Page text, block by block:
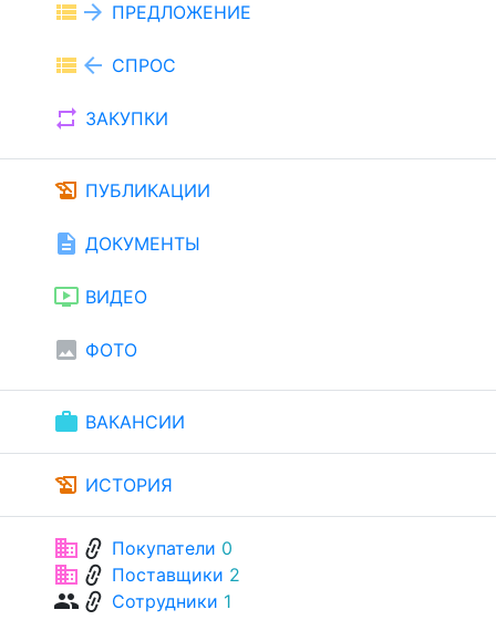
view_list arrow_forward ПРЕДЛОЖЕНИЕ
view_list arrow_back СПРОС
repeat ЗАКУПКИ
history_edu ПУБЛИКАЦИИ
description ДОКУМЕНТЫ
ondemand_video ВИДЕО
image ФОТО
work ВАКАНСИИ
history_edu ИСТОРИЯ
businesslink Покупатели 0
businesslink Поставщики 2
grouplink Сотрудники 1